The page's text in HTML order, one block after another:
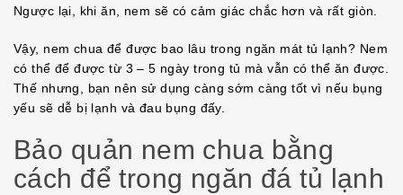
Ngược lại, khi ăn, nem sẽ có cảm giác chắc hơn và rất giòn.
Vậy, nem chua để được bao lâu trong ngăn mát tủ lạnh? Nem
có thể để được từ 3 – 5 ngày trong tủ mà vẫn có thể ăn được.
Thế nhưng, bạn nên sử dụng càng sớm càng tốt vì nếu bụng
yếu sẽ dễ bị lạnh và đau bụng đấy.
Bảo quản nem chua bằng
cách để trong ngăn đá tủ lạnh